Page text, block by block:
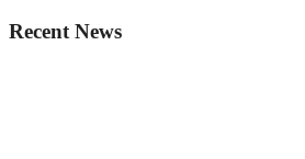
Recent News